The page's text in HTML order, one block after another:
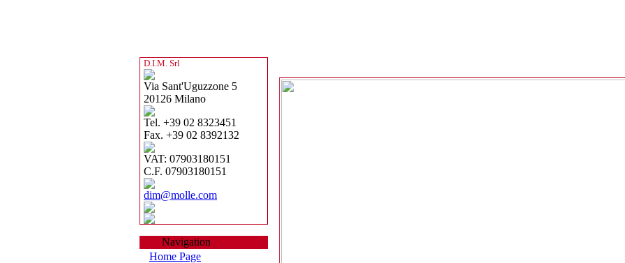
D.I.M. Srl
Via Sant'Uguzzone 5
20126 Milano
Tel. +39 02 8323451
Fax. +39 02 8392132
VAT: 07903180151
C.F. 07903180151
dim@molle.com
Navigation
Home Page